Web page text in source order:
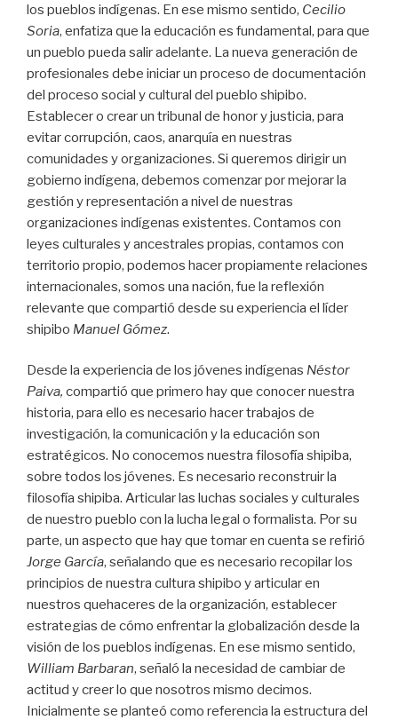
los pueblos indígenas. En ese mismo sentido, Cecilio
Soria, enfatiza que la educación es fundamental, para que
un pueblo pueda salir adelante. La nueva generación de
profesionales debe iniciar un proceso de documentación
del proceso social y cultural del pueblo shipibo.
Establecer o crear un tribunal de honor y justicia, para
evitar corrupción, caos, anarquía en nuestras
comunidades y organizaciones. Si queremos dirigir un
gobierno indígena, debemos comenzar por mejorar la
gestión y representación a nivel de nuestras
organizaciones indígenas existentes. Contamos con
leyes culturales y ancestrales propias, contamos con
territorio propio, podemos hacer propiamente relaciones
internacionales, somos una nación, fue la reflexión
relevante que compartió desde su experiencia el líder
shipibo Manuel Gómez.
Desde la experiencia de los jóvenes indígenas Néstor
Paiva, compartió que primero hay que conocer nuestra
historia, para ello es necesario hacer trabajos de
investigación, la comunicación y la educación son
estratégicos. No conocemos nuestra filosofía shipiba,
sobre todos los jóvenes. Es necesario reconstruir la
filosofía shipiba. Articular las luchas sociales y culturales
de nuestro pueblo con la lucha legal o formalista. Por su
parte, un aspecto que hay que tomar en cuenta se refirió
Jorge García, señalando que es necesario recopilar los
principios de nuestra cultura shipibo y articular en
nuestros quehaceres de la organización, establecer
estrategias de cómo enfrentar la globalización desde la
visión de los pueblos indígenas. En ese mismo sentido,
William Barbaran, señaló la necesidad de cambiar de
actitud y creer lo que nosotros mismo decimos.
Inicialmente se planteó como referencia la estructura del